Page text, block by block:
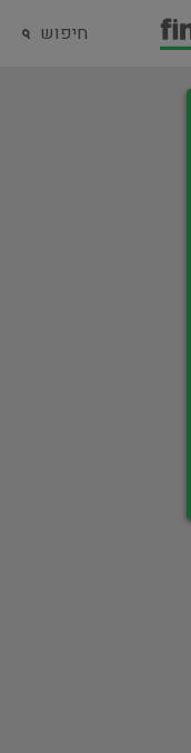
חיפוש